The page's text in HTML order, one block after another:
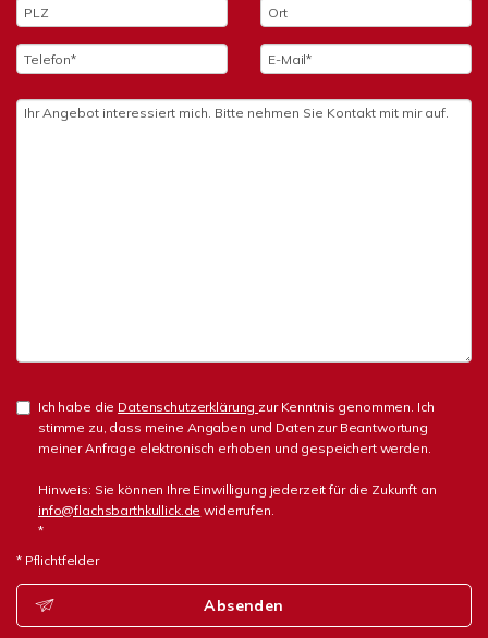
Ich habe die Datenschutzerklärung zur Kenntnis genommen. Ich
stimme zu, dass meine Angaben und Daten zur Beantwortung
meiner Anfrage elektronisch erhoben und gespeichert werden.
Hinweis: Sie können Ihre Einwilligung jederzeit für die Zukunft an
info@flachsbarthkullick.de widerrufen.
*
* Pflichtfelder
Absenden